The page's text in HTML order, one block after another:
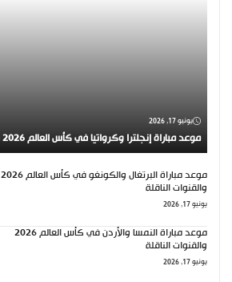
يونيو 17, 2026
موعد مباراة إنجلترا وكرواتيا في كأس العالم 2026 والقنوات الناقلة
موعد مباراة البرتغال والكونغو في كأس العالم 2026
والقنوات الناقلة
يونيو 17, 2026
موعد مباراة النمسا والأردن في كأس العالم 2026
والقنوات الناقلة
يونيو 17, 2026